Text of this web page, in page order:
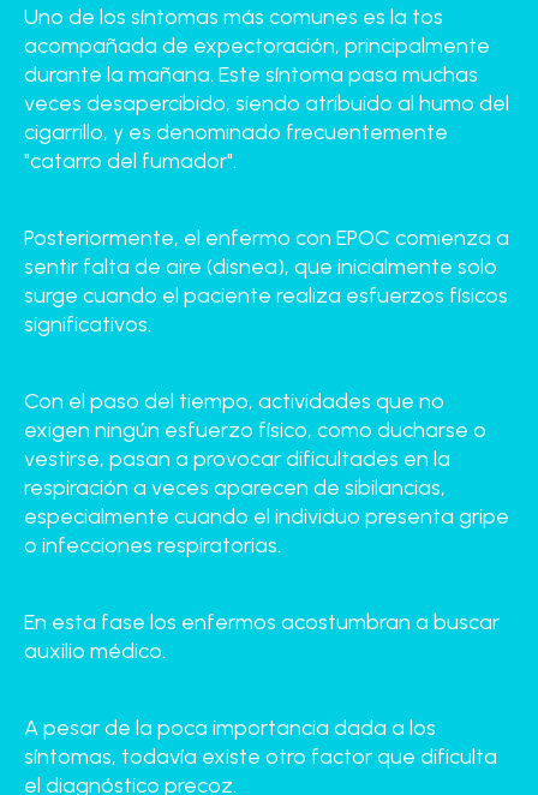
Uno de los síntomas más comunes es la tos
acompañada de expectoración, principalmente
durante la mañana. Este síntoma pasa muchas
veces desapercibido, siendo atribuido al humo del
cigarrillo, y es denominado frecuentemente
"catarro del fumador".
Posteriormente, el enfermo con EPOC comienza a
sentir falta de aire (disnea), que inicialmente solo
surge cuando el paciente realiza esfuerzos físicos
significativos.
Con el paso del tiempo, actividades que no
exigen ningún esfuerzo físico, como ducharse o
vestirse, pasan a provocar dificultades en la
respiración a veces aparecen de sibilancias,
especialmente cuando el individuo presenta gripe
o infecciones respiratorias.
En esta fase los enfermos acostumbran a buscar
auxilio médico.
A pesar de la poca importancia dada a los
síntomas, todavía existe otro factor que dificulta
el diagnóstico precoz.